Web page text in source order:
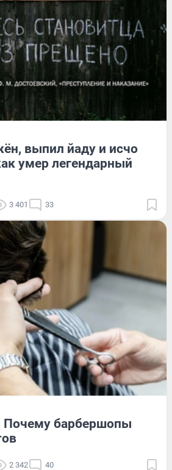
выпил йаду и исчо
умер легендарный
3 401 33
Почему барбершопы
2 342 40